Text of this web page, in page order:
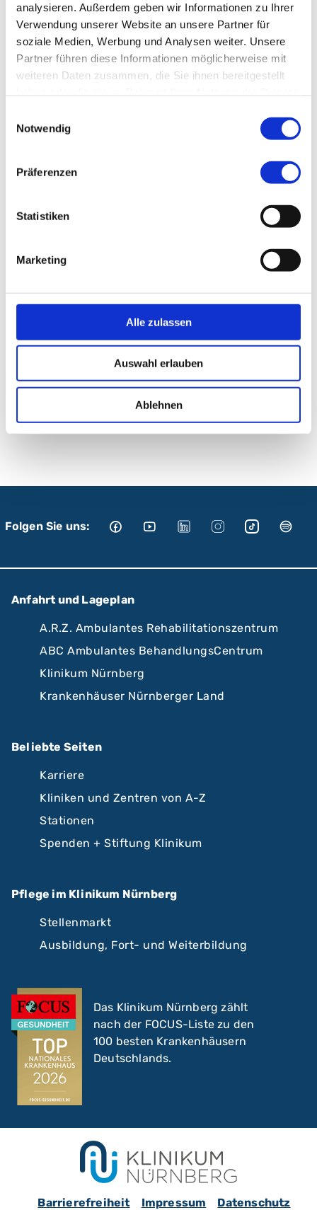
analysieren. Außerdem geben wir Informationen zu Ihrer
Verwendung unserer Website an unsere Partner für
soziale Medien, Werbung und Analysen weiter. Unsere
Partner führen diese Informationen möglicherweise mit
weiteren Daten zusammen, die Sie ihnen bereitgestellt
Notwendig
Präferenzen
Statistiken
Marketing
Alle zulassen
Auswahl erlauben
Ablehnen
nuernberg.de
Fax: +49 (0) 911 398-2654
90419 Nürnberg
Haus: 22
Folgen Sie uns:
Anfahrt und Lageplan
A.R.Z. Ambulantes Rehabilitationszentrum
ABC Ambulantes BehandlungsCentrum
Klinikum Nürnberg
Krankenhäuser Nürnberger Land
Beliebte Seiten
Karriere
Kliniken und Zentren von A-Z
Stationen
Spenden + Stiftung Klinikum
Pflege im Klinikum Nürnberg
Stellenmarkt
Ausbildung, Fort- und Weiterbildung
Das Klinikum Nürnberg zählt
nach der FOCUS-Liste zu den
100 besten Krankenhäusern
Deutschlands.
Barrierefreiheit Impressum Datenschutz